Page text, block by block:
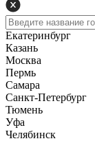
Екатеринбург
Казань
Москва
Пермь
Самара
Санкт-Петербург
Тюмень
Уфа
Челябинск